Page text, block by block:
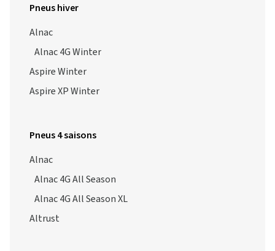
Pneus hiver
Alnac
Alnac 4G Winter
Aspire Winter
Aspire XP Winter
Pneus 4 saisons
Alnac
Alnac 4G All Season
Alnac 4G All Season XL
Altrust